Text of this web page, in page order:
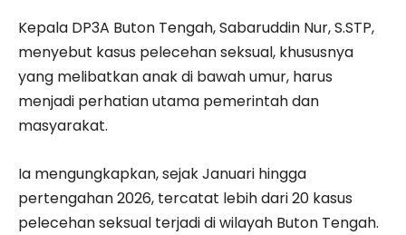
Kepala DP3A Buton Tengah, Sabaruddin Nur, S.STP,
menyebut kasus pelecehan seksual, khususnya
yang melibatkan anak di bawah umur, harus
menjadi perhatian utama pemerintah dan
masyarakat.
Ia mengungkapkan, sejak Januari hingga
pertengahan 2026, tercatat lebih dari 20 kasus
pelecehan seksual terjadi di wilayah Buton Tengah.